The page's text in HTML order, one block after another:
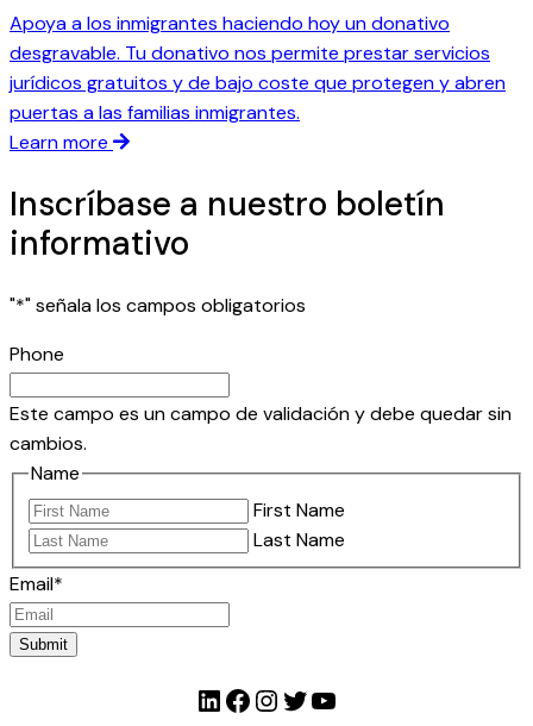
Apoya a los inmigrantes haciendo hoy un donativo
desgravable. Tu donativo nos permite prestar servicios
jurídicos gratuitos y de bajo coste que protegen y abren
puertas a las familias inmigrantes.
Learn more
Inscríbase a nuestro boletín
informativo
"*" señala los campos obligatorios
Phone
Este campo es un campo de validación y debe quedar sin
cambios.
Name
First Name
Last Name
Email*
Submit
LinkedIn Facebook InstagramTwitter YouTube